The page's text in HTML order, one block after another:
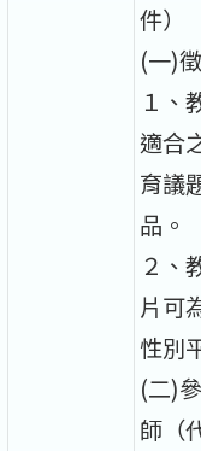
件）
(一)
１、
適合
育議
品。
２、
片可
性別
(二)
師（